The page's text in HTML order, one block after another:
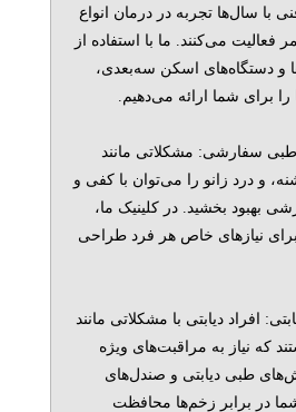
با سال‌ها تجربه در درمان انواع
فعالیت می‌کنند. ما با استفاده از
و دستگاه‌های اسکن سه‌بعدی،
برای شما ارائه می‌دهیم.
سفارشی: مشکلاتی مانند
و درد زانو را می‌توان با کفی و
بهبود بخشید. در کلینیک ما،
نیازهای خاص هر فرد طراحی
افراد دیابتی با مشکلاتی مانند
که نیاز به مراقبت‌های ویژه
طبی دیابتی و صندل‌های
در برابر زخم‌ها محافظت